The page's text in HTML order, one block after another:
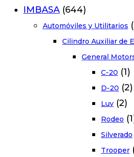
IMBASA (644)
Automóviles y Utilitarios
Cilindro Auxiliar de
General
C-20 (1)
D-20 (2)
Luv (2)
Rodeo
Silverado
Trooper